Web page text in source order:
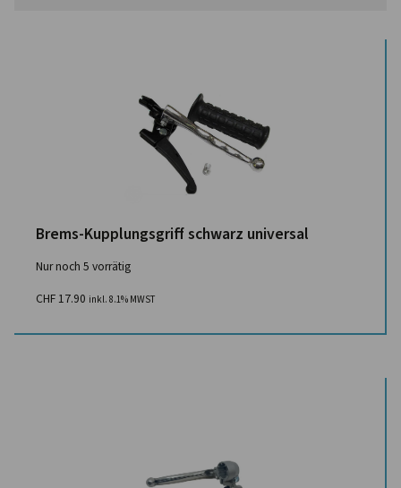
Brems-Kupplungsgriff schwarz universal
Nur noch 5 vorrätig
CHF 17.90 inkl. 8.1% MWST